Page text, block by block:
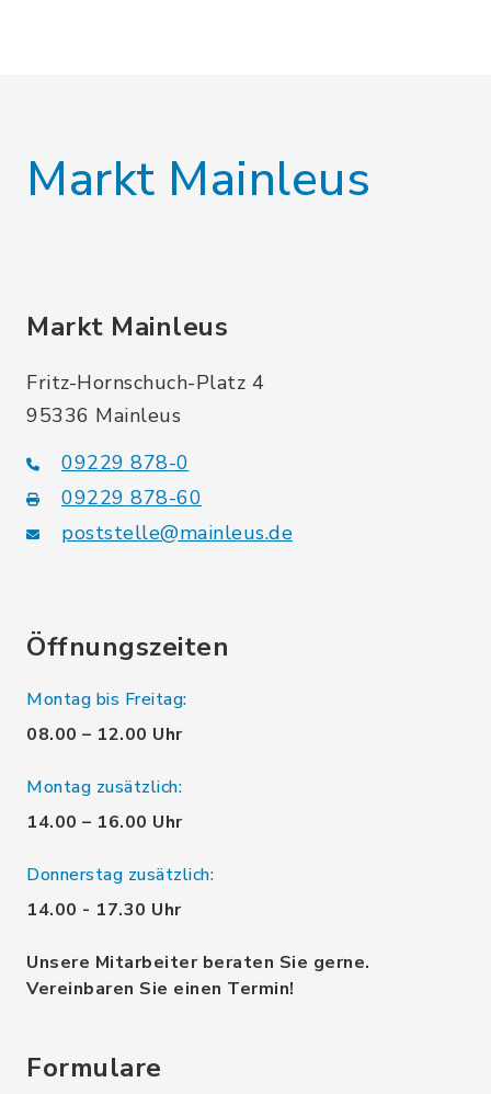
Markt Mainleus
Markt Mainleus
Fritz-Hornschuch-Platz 4
95336 Mainleus
09229 878-0
09229 878-60
poststelle@mainleus.de
Öffnungszeiten
Montag bis Freitag:
08.00 – 12.00 Uhr
Montag zusätzlich:
14.00 – 16.00 Uhr
Donnerstag zusätzlich:
14.00 - 17.30 Uhr
Unsere Mitarbeiter beraten Sie gerne.
Vereinbaren Sie einen Termin!
Formulare